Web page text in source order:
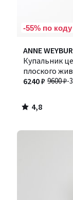
-55% по коду
ANNE
Купальник
плоского
9600 ₽-
6240 ₽
4,8
/ 5
4,8
/